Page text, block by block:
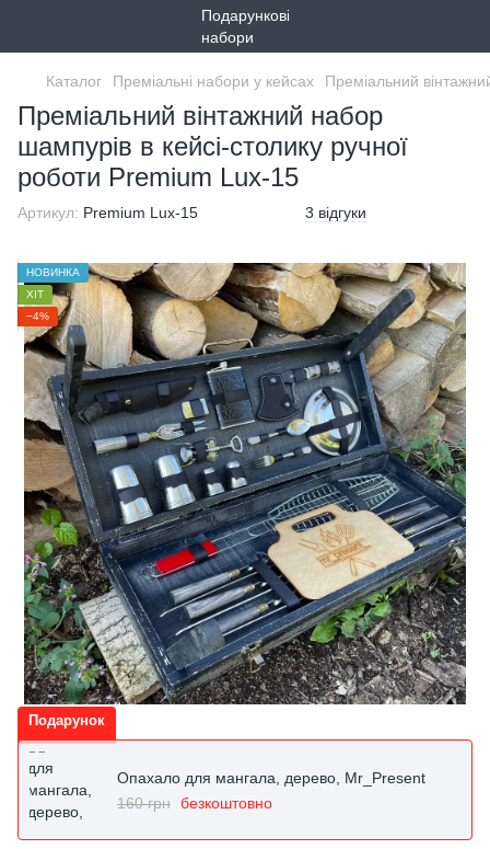
Каталог Преміальні набори у кейсах Преміальний
Преміальний вінтажний набор
шампурів в кейсі-столику ручної
роботи Premium Lux-15
Артикул: Premium Lux-15 3 відгуки
НОВИНКА
ХІТ
−4%
Подарунок
Опахало для мангала, дерево, Mr_Present
160 грн безкоштовно